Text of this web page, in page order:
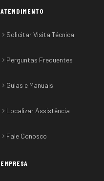
ATENDIMENTO
Solicitar Visita Técnica
Perguntas Frequentes
Guias e Manuais
Localizar Assistência
Fale Conosco
EMPRESA